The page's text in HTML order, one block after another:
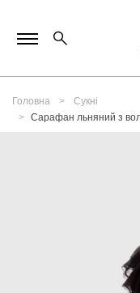
Головна
Сукні
Сарафан льняний з